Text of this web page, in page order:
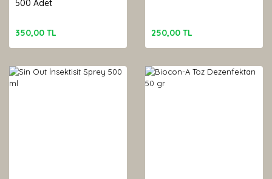
500 Adet
350,00 TL 250,00 TL